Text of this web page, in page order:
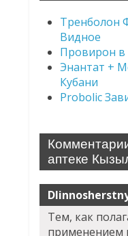
Тренболон
Видное
Провирон в
Энантат +
Кубани
Probolic
аптеке
Тем, как
применением